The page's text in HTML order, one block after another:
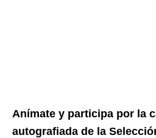
Anímate y participa por la
autografiada de la